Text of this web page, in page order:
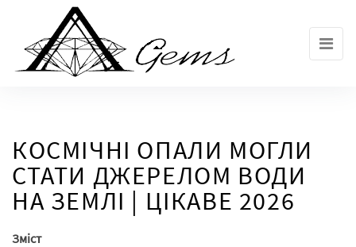
КОСМІЧНІ ОПАЛИ МОГЛИ
СТАТИ ДЖЕРЕЛОМ ВОДИ
НА ЗЕМЛІ | ЦІКАВЕ 2026
Зміст